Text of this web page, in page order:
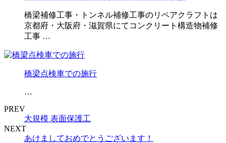
橋梁補修工事・トンネル補修工事のリペアクラフトは
京都府・大阪府・滋賀県にてコンクリート構造物補修
工事 …
橋梁点検車での施行
…
PREV
大規模 表面保護工
NEXT
あけましておめでとうございます！